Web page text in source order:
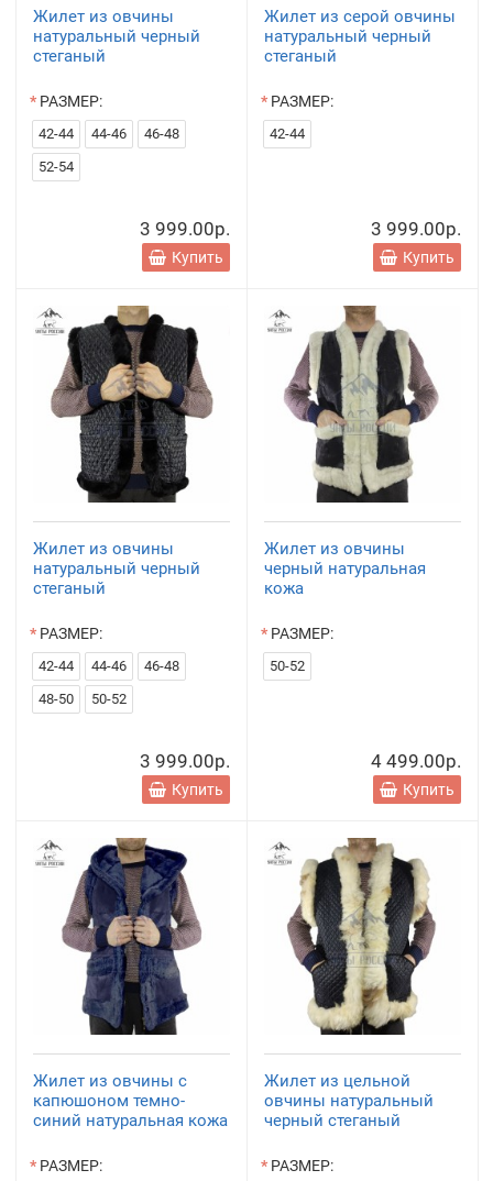
Жилет из овчины
натуральный черный
стеганый
РАЗМЕР:
42-44 44-46
46-48
52-54
3 999.00р.
Купить
Жилет из серой овчины
натуральный черный
стеганый
РАЗМЕР:
42-44
3 999.00р.
Купить
Жилет из овчины
натуральный черный
стеганый
РАЗМЕР:
42-44 44-46
46-48
48-50
50-52
3 999.00р.
Купить
Жилет из овчины
черный натуральная
кожа
РАЗМЕР:
50-52
4 499.00р.
Купить
Жилет из овчины с
капюшоном темно-
синий натуральная кожа
РАЗМЕР:
Жилет из цельной
овчины натуральный
черный стеганый
РАЗМЕР: